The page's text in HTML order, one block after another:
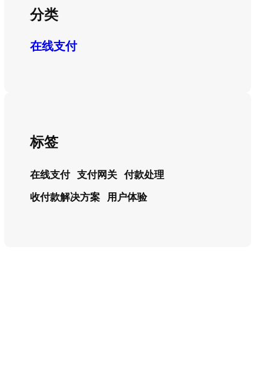
分类
在线支付
标签
在线支付 支付网关 付款处理
收付款解决方案 用户体验